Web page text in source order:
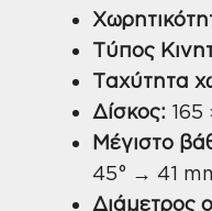
Τύπος
Ταχύτητα
Δίσκος: 165
Μέγιστο
45° → 41
Διάμετρος